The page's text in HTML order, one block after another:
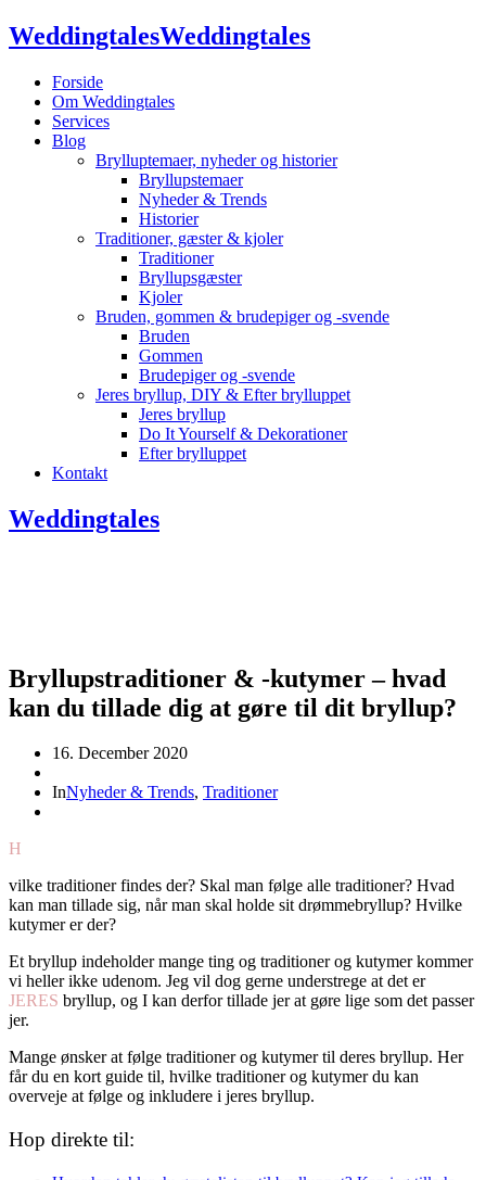
WeddingtalesWeddingtales
Forside
Om Weddingtales
Services
Blog
Brylluptemaer, nyheder og historier
Bryllupstemaer
Nyheder & Trends
Historier
Traditioner, gæster & kjoler
Traditioner
Bryllupsgæster
Kjoler
Bruden, gommen & brudepiger og -svende
Bruden
Gommen
Brudepiger og -svende
Jeres bryllup, DIY & Efter brylluppet
Jeres bryllup
Do It Yourself & Dekorationer
Efter brylluppet
Kontakt
Weddingtales
Bryllupstraditioner & -kutymer – hvad
kan du tillade dig at gøre til dit bryllup?
16. December 2020
InNyheder & Trends, Traditioner
H
vilke traditioner findes der? Skal man følge alle traditioner? Hvad
kan man tillade sig, når man skal holde sit drømmebryllup? Hvilke
kutymer er der?
Et bryllup indeholder mange ting og traditioner og kutymer kommer
vi heller ikke udenom. Jeg vil dog gerne understrege at det er
JERES bryllup, og I kan derfor tillade jer at gøre lige som det passer
jer.
Mange ønsker at følge traditioner og kutymer til deres bryllup. Her
får du en kort guide til, hvilke traditioner og kutymer du kan
overveje at følge og inkludere i jeres bryllup.
Hop direkte til: